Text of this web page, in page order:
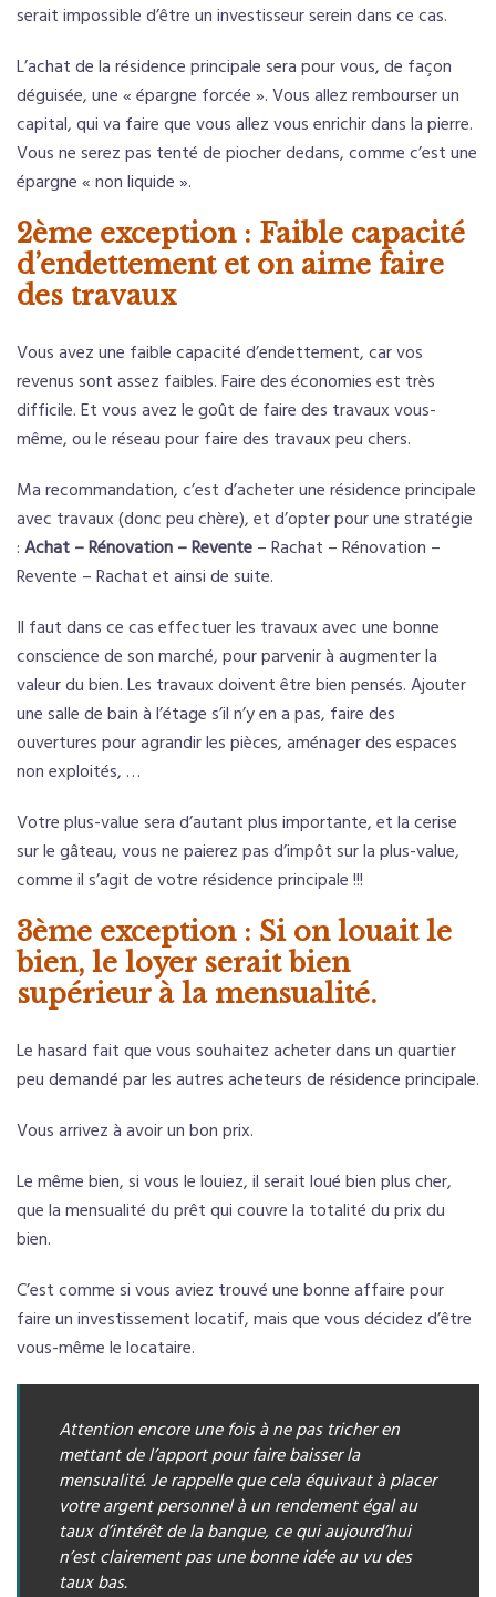
serait impossible d’être un investisseur serein dans ce cas.
L’achat de la résidence principale sera pour vous, de façon
déguisée, une « épargne forcée ». Vous allez rembourser un
capital, qui va faire que vous allez vous enrichir dans la pierre.
Vous ne serez pas tenté de piocher dedans, comme c’est une
épargne « non liquide ».
2ème exception : Faible capacité
d’endettement et on aime faire
des travaux
Vous avez une faible capacité d’endettement, car vos
revenus sont assez faibles. Faire des économies est très
difficile. Et vous avez le goût de faire des travaux vous-
même, ou le réseau pour faire des travaux peu chers.
Ma recommandation, c’est d’acheter une résidence principale
avec travaux (donc peu chère), et d’opter pour une stratégie
: Achat – Rénovation – Revente – Rachat – Rénovation –
Revente – Rachat et ainsi de suite.
Il faut dans ce cas effectuer les travaux avec une bonne
conscience de son marché, pour parvenir à augmenter la
valeur du bien. Les travaux doivent être bien pensés. Ajouter
une salle de bain à l’étage s’il n’y en a pas, faire des
ouvertures pour agrandir les pièces, aménager des espaces
non exploités, …
Votre plus-value sera d’autant plus importante, et la cerise
sur le gâteau, vous ne paierez pas d’impôt sur la plus-value,
comme il s’agit de votre résidence principale !!!
3ème exception : Si on louait le
bien, le loyer serait bien
supérieur à la mensualité.
Le hasard fait que vous souhaitez acheter dans un quartier
peu demandé par les autres acheteurs de résidence principale.
Vous arrivez à avoir un bon prix.
Le même bien, si vous le louiez, il serait loué bien plus cher,
que la mensualité du prêt qui couvre la totalité du prix du
bien.
C’est comme si vous aviez trouvé une bonne affaire pour
faire un investissement locatif, mais que vous décidez d’être
vous-même le locataire.
Attention encore une fois à ne pas tricher en
mettant de l’apport pour faire baisser la
mensualité. Je rappelle que cela équivaut à placer
votre argent personnel à un rendement égal au
taux d’intérêt de la banque, ce qui aujourd’hui
n’est clairement pas une bonne idée au vu des
taux bas.